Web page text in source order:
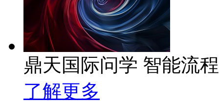
鼎天国际问学 智能流
了解更多